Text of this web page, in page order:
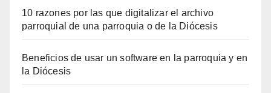
10 razones por las que digitalizar el archivo
parroquial de una parroquia o de la Diócesis
Beneficios de usar un software en la parroquia y en
la Diócesis